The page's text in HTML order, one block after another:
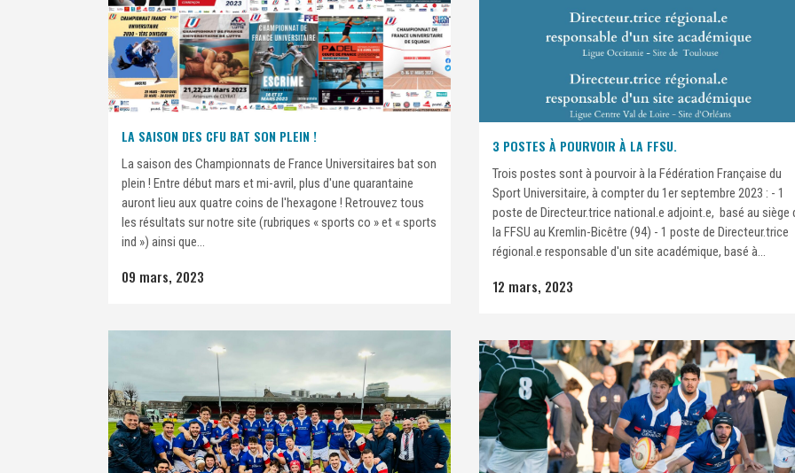
3 POSTES À POURVOIR À LA FFSU.
Trois postes sont à pourvoir à la Fédération Française du
Sport Universitaire, à compter du 1er septembre 2023 : - 1
poste de Directeur.trice national.e adjoint.e, basé au siège
la FFSU au Kremlin-Bicêtre (94) - 1 poste de Directeur.trice
régional.e responsable d'un site académique, basé à...
12 mars, 2023
LA SAISON DES CFU BAT SON PLEIN !
La saison des Championnats de France Universitaires bat son
plein ! Entre début mars et mi-avril, plus d'une quarantaine
auront lieu aux quatre coins de l'hexagone ! Retrouvez tous
les résultats sur notre site (rubriques « sports co » et « sports
ind ») ainsi que...
09 mars, 2023